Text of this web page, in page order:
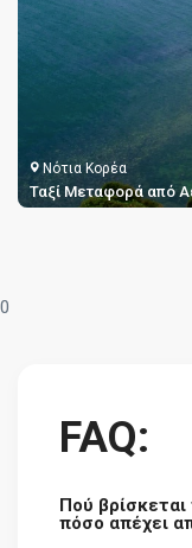
Νότια Κορέα
Ταξί Μεταφορά από
0
FAQ:
Πού
πόσο απέχει